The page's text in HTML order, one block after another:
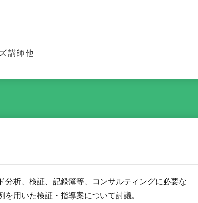
講師 他
析、検証、記録簿等、コンサルティングに必要な
用いた検証・指導案について討議。